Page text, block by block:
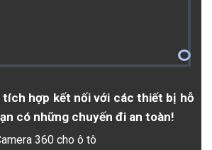
360 cho ô tô
tích hợp kết nối với các thiết bị hỗ
có những chuyến đi an toàn!